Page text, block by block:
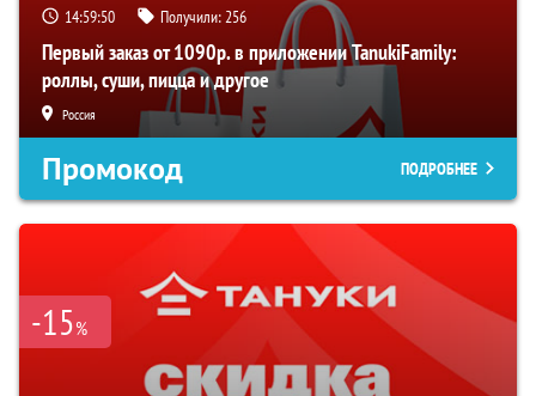
14:59:49 Получили:256
Первый заказ от 1090р. в приложении TanukiFamily:
роллы, суши, пицца и другое
Россия
Промокод ПОДРОБНЕЕ
-15%